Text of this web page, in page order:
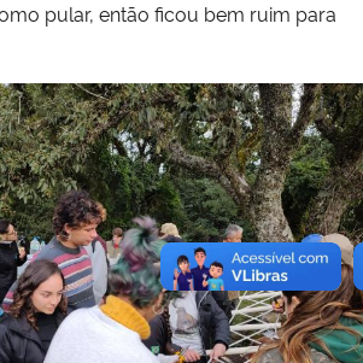
pular, então ficou bem ruim para